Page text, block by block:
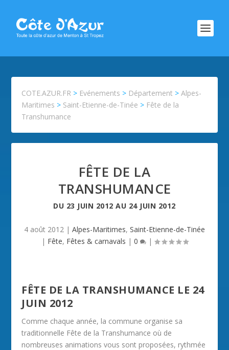
COTE.AZUR.FR > Evénements > Département >Alpes-
Maritimes > Saint-Etienne-de-Tinée > Fête de la
Transhumance
FÊTE DE LA
TRANSHUMANCE
DU 23 JUIN 2012 AU 24 JUIN 2012
4 août 2012 | Alpes-Maritimes, Saint-Etienne-de-Tinée
| Fête, Fêtes & carnavals | 0 |
FÊTE DE LA TRANSHUMANCE LE 24
JUIN 2012
Comme chaque année, la commune organise sa
traditionnelle Fête de la Transhumance où de
nombreuses animations vous sont proposées, rythmée